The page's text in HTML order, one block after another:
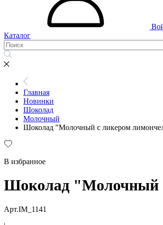
Каталог
Главная
Новинки
Шоколад
Молочный
Шоколад "Молочный с ликером
В избранное
Шоколад "Молочный
Арт.IM_1141